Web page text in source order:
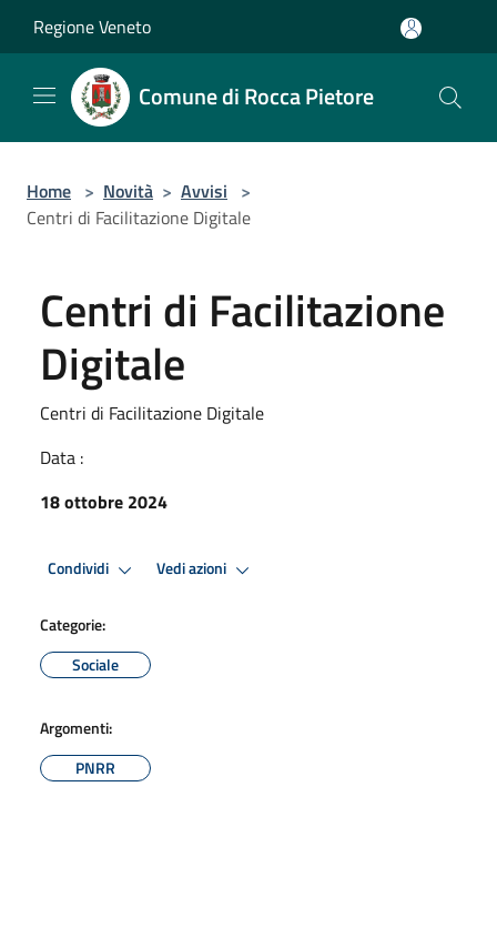
Regione Veneto
Comune di Rocca Pietore
Home > Novità > Avvisi >
Centri di Facilitazione Digitale
Centri di Facilitazione
Digitale
Centri di Facilitazione Digitale
Data :
18 ottobre 2024
Condividi Vedi azioni
Categorie:
Sociale
Argomenti:
PNRR